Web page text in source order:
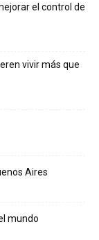
el control de
vivir más que
Aires
mundo